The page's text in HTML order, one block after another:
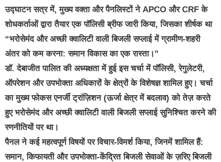
उद्घाटन सत्र में, मुख्य वक्ता और पैनलिस्टों ने APCO और CRF के
शोधकर्ताओं द्वारा तैयार एक पॉलिसी ब्रीफ जारी किया, जिसका शीर्षक था
“भरोसेमंद और अच्छी क्वालिटी वाली बिजली सप्लाई में ग्रामीण-शहरी
अंतर को कम करना: समान विकास का एक रास्ता।”
डॉ. देबाजीत पालित की अध्यक्षता में हुई इस चर्चा में पॉलिसी, रेगुलेटरी,
ऑपरेशन और उपभोक्ता अधिकारों के क्षेत्रों के विशेषज्ञ शामिल हुए। चर्चा
का मुख्य फोकस एनर्जी ट्रांज़िशन (ऊर्जा क्षेत्र में बदलाव) को तेज़ करते
हुए भरोसेमंद और अच्छी क्वालिटी वाली बिजली सप्लाई सुनिश्चित करने की
रणनीतियों पर था।
पैनल ने कई महत्वपूर्ण विषयों पर विचार-विमर्श किया, जिनमें शामिल हैं:
समान, किफायती और उपभोक्ता-केंद्रित बिजली सेवाओं के ज़रिए बिजली